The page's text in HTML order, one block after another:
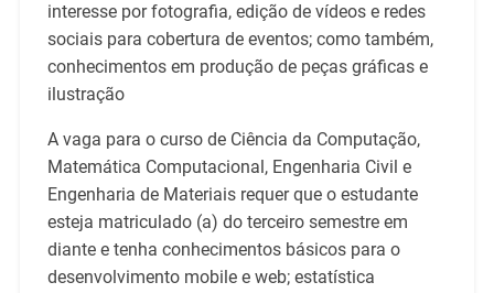
interesse por fotografia, edição de vídeos e redes
sociais para cobertura de eventos; como também,
conhecimentos em produção de peças gráficas e
ilustração
A vaga para o curso de Ciência da Computação,
Matemática Computacional, Engenharia Civil e
Engenharia de Materiais requer que o estudante
esteja matriculado (a) do terceiro semestre em
diante e tenha conhecimentos básicos para o
desenvolvimento mobile e web; estatística